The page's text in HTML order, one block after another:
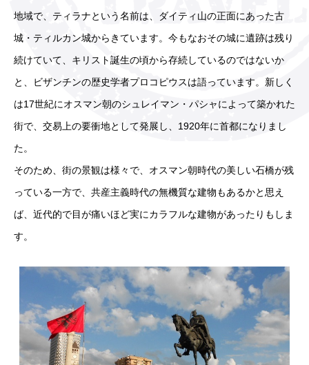
地域で、ティラナという名前は、ダイティ山の正面にあった古
城・ティルカン城からきています。今もなおその城に遺跡は残り
続けていて、キリスト誕生の頃から存続しているのではないか
と、ビザンチンの歴史学者プロコピウスは語っています。新しく
は17世紀にオスマン朝のシュレイマン・パシャによって築かれた
街で、交易上の要衝地として発展し、1920年に首都になりまし
た。
そのため、街の景観は様々で、オスマン朝時代の美しい石橋が残
っている一方で、共産主義時代の無機質な建物もあるかと思え
ば、近代的で目が痛いほど実にカラフルな建物があったりもしま
す。